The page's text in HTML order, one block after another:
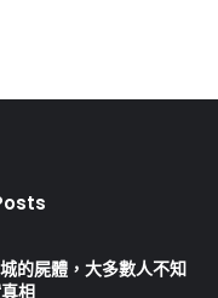
的屍體，大多數人不知
相